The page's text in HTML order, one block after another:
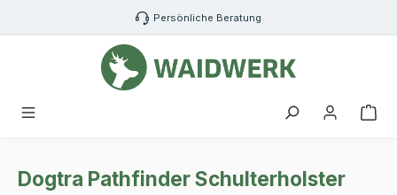
Zum Hauptinhalt springen Persönliche Beratung
Dogtra Pathfinder Schulterholster